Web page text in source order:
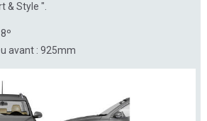
& Style ".
avant : 925mm